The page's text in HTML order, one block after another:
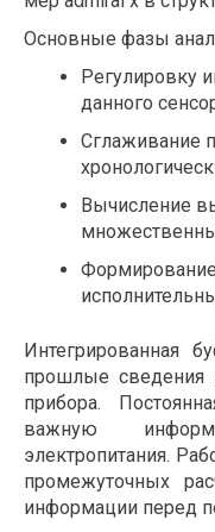
Основные фазы
Регулировку
данного
Сглаживание
Вычисление
Интегрированная
прошлые сведения
прибора.
важную
электропитания.
промежуточных
информации перед